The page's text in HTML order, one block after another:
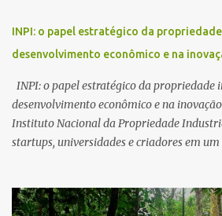
ameaças que desafia governos, cientistas,
tradicionais e organizações ambientais. A
florestas tropicais deixou de ser apenas
Hoje, ela representa uma questão
geopolítica. O futuro desses eco...
INPI: o papel estratégico da
desenvolvimento econômico e na
INPI: o papel estratégico da propriedade
desenvolvimento econômico e na
Instituto Nacional da Propriedade
startups, universidades e criadores em um
competitividade transformaram a